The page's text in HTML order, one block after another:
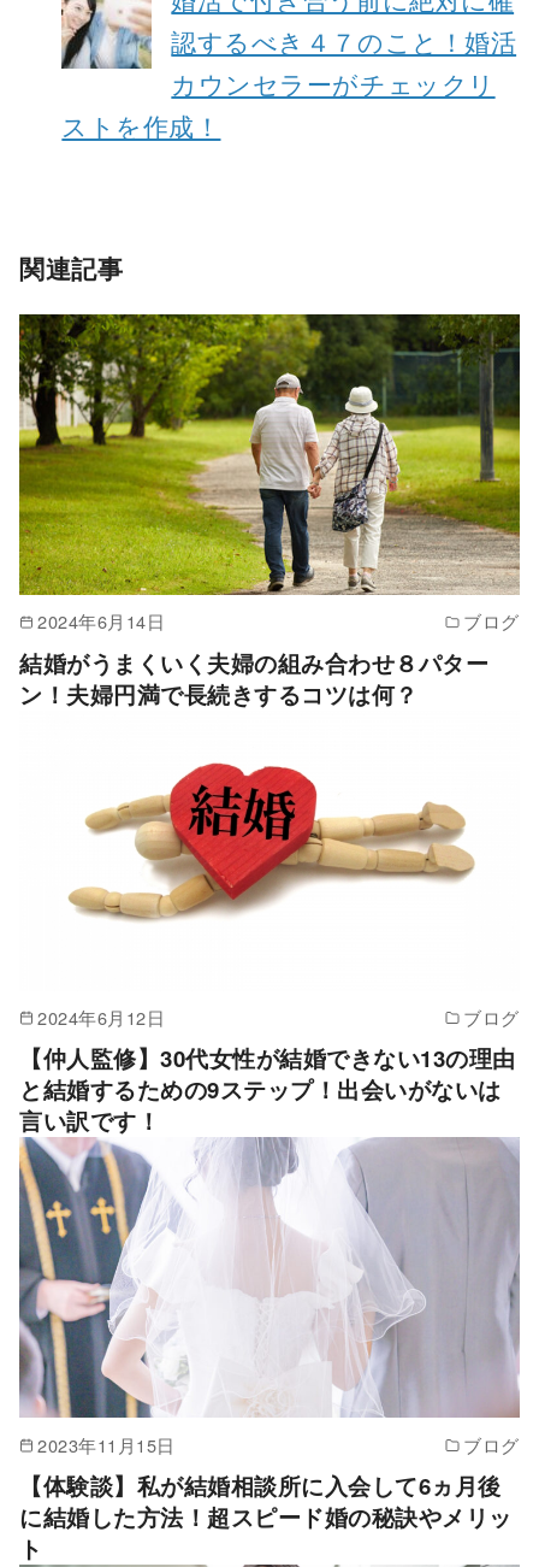
認するべき４７のこと！婚活
カウンセラーがチェックリ
ストを作成！
関連記事
2024年6月14日 ブログ
結婚がうまくいく夫婦の組み合わせ８パター
ン！夫婦円満で長続きするコツは何？
2024年6月12日 ブログ
【仲人監修】30代女性が結婚できない13の理由
と結婚するための9ステップ！出会いがないは
言い訳です！
2023年11月15日 ブログ
【体験談】私が結婚相談所に入会して6ヵ月後
に結婚した方法！超スピード婚の秘訣やメリッ
ト